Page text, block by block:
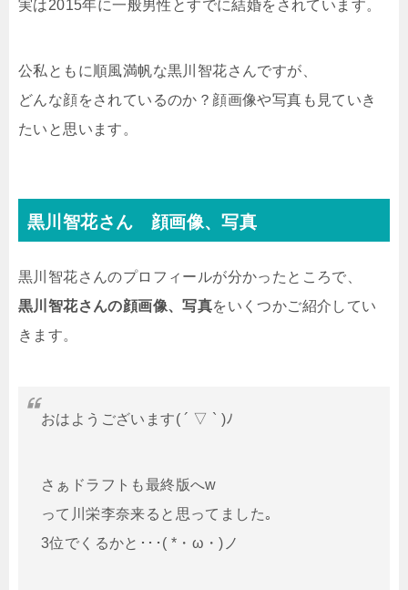
実は2015年に一般男性とすでに結婚をされています。
公私ともに順風満帆な黒川智花さんですが、
どんな顔をされているのか？顔画像や写真も見ていき
たいと思います。
黒川智花さん 顔画像、写真
黒川智花さんのプロフィールが分かったところで、
黒川智花さんの顔画像、写真をいくつかご紹介してい
きます。
おはようございます( ´ ▽ ` )ﾉ
さぁドラフトも最終版へw
って川栄李奈来ると思ってました｡
3位でくるかと･･･( *・ω・)ノ